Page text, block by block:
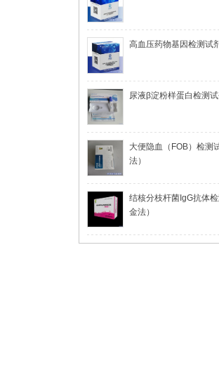
高血压药物基因检测试
尿液β淀粉样蛋白检测
大便隐血（FOB）检测
法）
结核分枝杆菌IgG抗体
金法）